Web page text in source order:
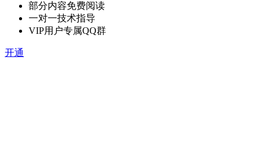
部分内容免费阅读
一对一技术指导
VIP用户专属QQ群
开通